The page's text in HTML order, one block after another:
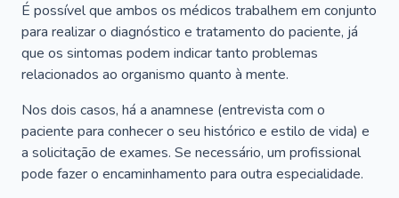
É possível que ambos os médicos trabalhem em conjunto
para realizar o diagnóstico e tratamento do paciente, já
que os sintomas podem indicar tanto problemas
relacionados ao organismo quanto à mente.
Nos dois casos, há a anamnese (entrevista com o
paciente para conhecer o seu histórico e estilo de vida) e
a solicitação de exames. Se necessário, um profissional
pode fazer o encaminhamento para outra especialidade.